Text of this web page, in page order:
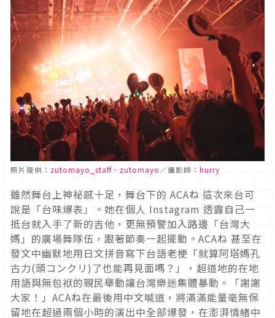
照片提供： zutomayo_staff 、 zutomayo ／攝影師： hurry
雖然舞台上神祕感十足，舞台下的 ACAね 這次來台可
說是「台味爆表」。她在個人 Instagram 透露自己一
抵台就入手了新的吉他，更無預警加入路邊「台灣大
媽」的廣場舞隊伍，跟著節奏一起擺動。 ACAね 甚至在
發文中幽默地用日文拼音寫下台語老梗「就算阿塔媽孔
古力(頭コンクリ)了也能再見面嗎？」，超道地的在地
用語與無包袱的親民舉動讓台灣樂迷集體暴動。「謝謝
大家！」ACAね在最後用中文喊道，將滿滿能量毫無保
留地在超過兩個小時的演出中全部爆發，在澎湃情緒中